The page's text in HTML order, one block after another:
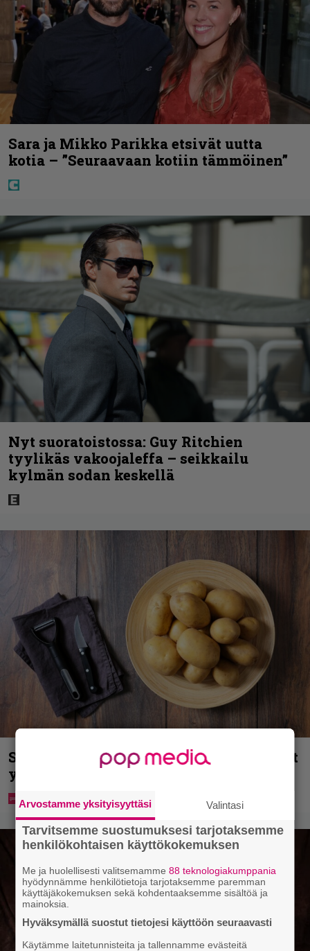
Sara ja Mikko Parikka etsivät uutta
kotia – ”Seuraavaan kotiin tämmöinen”
Nyt suoratoistossa: Guy Ritchien
tyylikäs vakoojaleffa – seikkailu
kylmän sodan keskellä
Syötkö perunoita näin? Tutkijat löysivät
yhteyden vakavaan kansansairauteen
Arvostamme yksityisyyttäsi Valintasi
Tarvitsemme suostumuksesi tarjotaksemme
henkilökohtaisen käyttökokemuksen
Me ja huolellisesti valitsemamme88 teknologiakumppania
hyödynnämme henkilötietoja tarjotaksemme paremman
käyttäjäkokemuksen sekä kohdentaaksemme sisältöä ja
mainoksia.
Hyväksymällä suostut tietojesi käyttöön seuraavasti
Käytämme laitetunnisteita ja tallennamme evästeitä